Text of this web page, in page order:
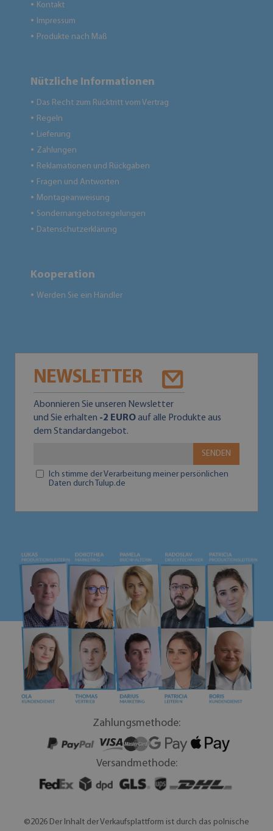
● Kontakt
● Impressum
● Produkte nach Maß
Nützliche Informationen
● Das Recht zum Rücktritt vom Vertrag
● Regeln
● Lieferung
● Zahlungen
● Reklamationen und Rückgaben
● Fragen und Antworten
● Montageanweisung
● Sondernangebotsregelungen
● Datenschutzerklärung
Kooperation
● Werden Sie ein Händler
NEWSLETTER
Abonnieren Sie unseren Newsletter
und Sie erhalten -2 EUROauf alle Produkte aus
dem Standardangebot.
SENDEN
Ich stimme der Verarbeitung meiner persönlichen
Daten durch Tulup.de
Zahlungsmethode:
Versandmethode:
©2026 Der Inhalt der Verkaufsplattform ist durch das polnische